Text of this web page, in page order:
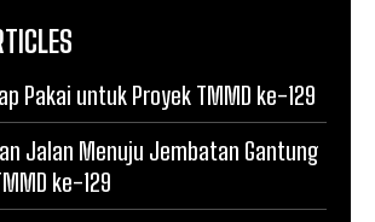
Pakai untuk Proyek TMMD ke-129
Jalan Menuju Jembatan Gantung
ke-129